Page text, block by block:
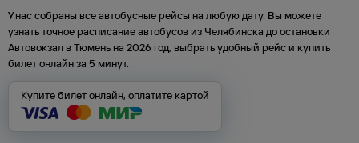
У нас собраны все автобусные рейсы на любую дату. Вы можете
узнать точное расписание автобусов из Челябинска доостановки
Автовокзал в Тюмень на 2026 год, выбрать удобный рейс и купить
билет онлайн за 5 минут.
Купите билет онлайн, оплатите картой